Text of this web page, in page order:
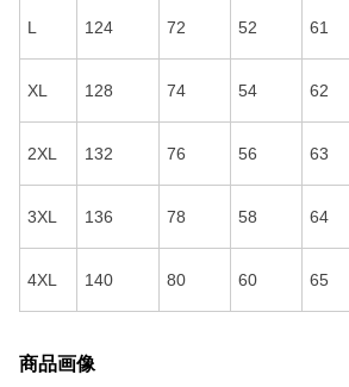
L 124 72 52 61
XL 128 74 54 62
2XL 132 76 56 63
3XL 136 78 58 64
4XL 140 80 60 65
商品画像